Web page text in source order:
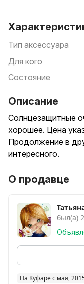
Тип аксессуара
Для кого
Состояние
Описание
Солнцезащитные
хорошее. Цена
Продолжение в
интересного.
О продавце
был(а)
На Куфаре с мая,